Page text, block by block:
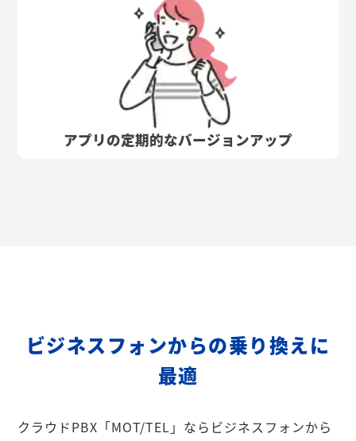
アプリの定期的なバージョンアップ
ビジネスフォンからの乗り換えに
最適
クラウドPBX「MOT/TEL」ならビジネスフォンから